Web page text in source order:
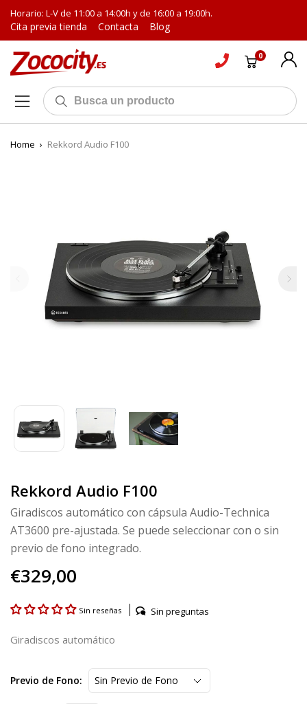
Horario: L-V de 11:00 a 14:00h y de 16:00 a 19:00h.
Cita previa tienda Contacta Blog
0
Home › Rekkord Audio F100
Rekkord Audio F100
Giradiscos automático con cápsula Audio-Technica
AT3600 pre-ajustada. Se puede seleccionar con o sin
previo de fono integrado.
€329,00
Sin reseñas Sin preguntas
Giradiscos automático
Previo de Fono: